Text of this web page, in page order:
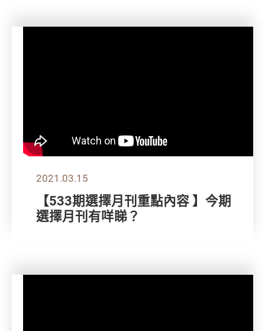
2021.03.15
【533期選擇月刊重點內容 】今期
選擇月刊有咩睇？